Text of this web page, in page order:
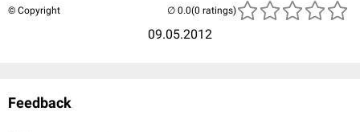
© Copyright
09.05.2012
(0 ratings)
Feedback